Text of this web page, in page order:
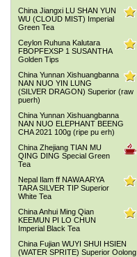
China Jiangxi LU SHAN YUN
WU (CLOUD MIST) Imperial
Green Tea
Ceylon Ruhuna Kalutara
FBOPFEXSP 1 SUSANTHA
Golden Tips
China Yunnan Xishuangbanna
NAN NUO YIN LUNG
(SILVER DRAGON) Superior (raw
puerh)
China Yunnan Xishuangbanna
NAN NUO ELEPHANT BEENG
CHA 2021 100g (ripe pu erh)
China Zhejiang TIAN MU
QING DING Special Green
Tea
Nepal Ilam ff NAWA ARYA
TARA SILVER TIP Superior
White Tea
China Anhui Ming Qian
KEEMUN PI LO CHUN
Imperial Black Tea
China Fujian WUYI SHUI HSIEN
(WATER SPRITE) Superior Oolong